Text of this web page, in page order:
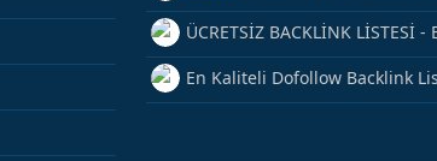
Veriyorum
ÜCRETSİZ BACKLİNK LİSTESİ -
Hemen Yetiş!
En Kaliteli Dofollow Backlink